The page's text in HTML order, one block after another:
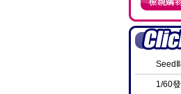
1/60